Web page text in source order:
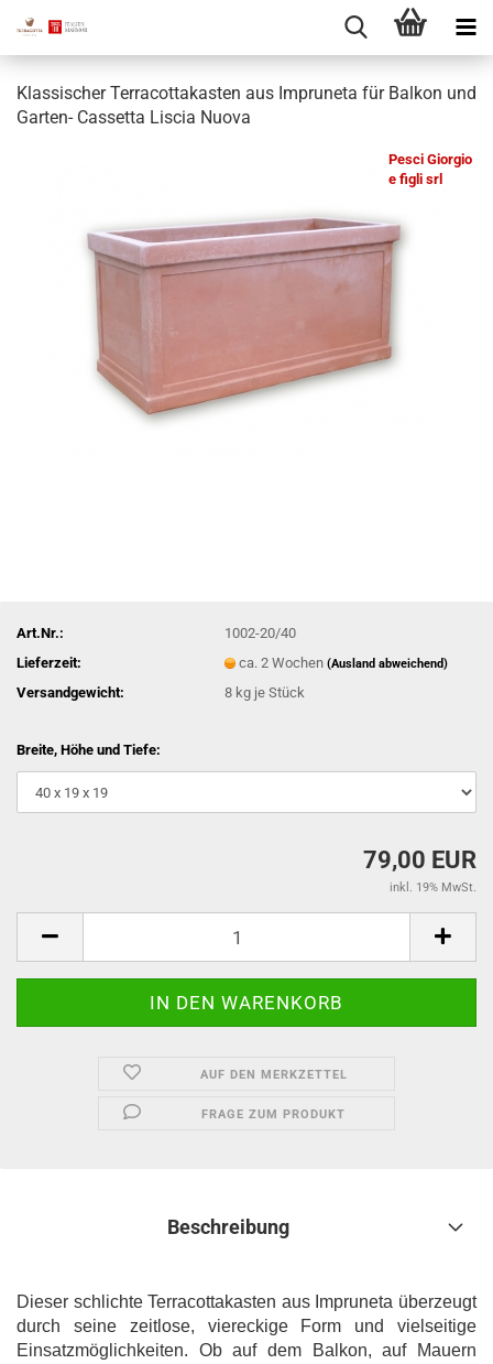
Klassischer Terracottakasten aus Impruneta für Balkon und
Garten- Cassetta Liscia Nuova
Pesci Giorgio
e figli srl
Art.Nr.:
1002-20/40
Lieferzeit:
ca. 2 Wochen(Ausland abweichend)
Versandgewicht: 8 kg je Stück
Breite, Höhe und Tiefe:
79,00 EUR
inkl. 19% MwSt.
AUF DEN MERKZETTEL
FRAGE ZUM PRODUKT
Beschreibung
Dieser schlichte Terracottakasten aus Impruneta überzeugt
durch seine zeitlose, viereckige Form und vielseitige
Einsatzmöglichkeiten. Ob auf dem Balkon, auf Mauern